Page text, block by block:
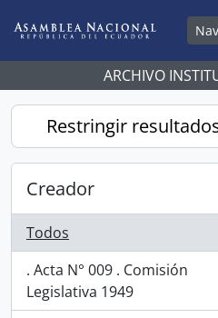
ARCHIVO
Restringir
Creador
Todos
. Acta N° 009 . Comisión
Legislativa 1949
, 1 resultados